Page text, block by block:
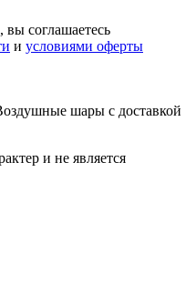
вы соглашаетесь
и условиями оферты
шары с доставкой
и не является